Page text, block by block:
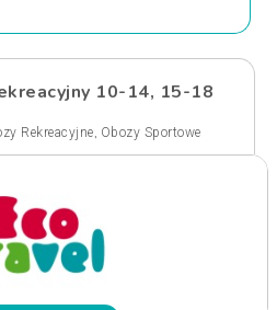
10-14, 15-18
Rekreacyjne, Obozy Sportowe